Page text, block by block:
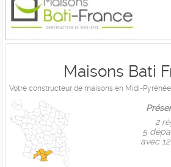
Maisons Bati
Votre constructeur de maisons en Midi-
2
5
avec